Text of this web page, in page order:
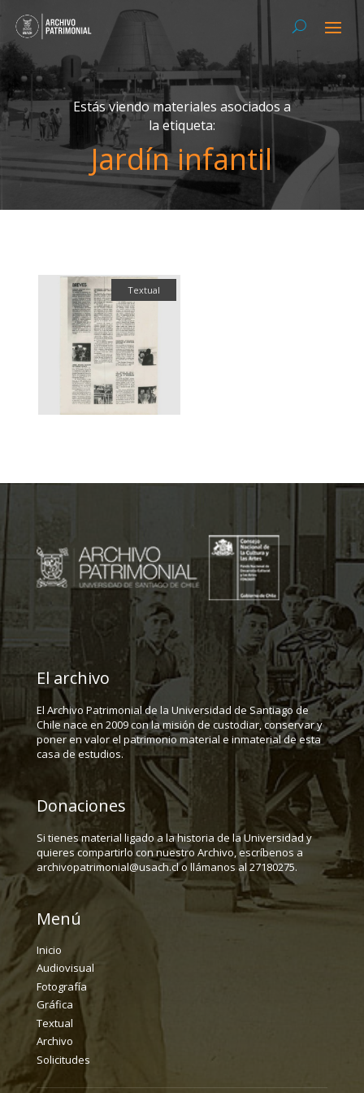
Estás viendo materiales asociados a
la etiqueta:
Jardín infantil
Textual
El archivo
El Archivo Patrimonial de la Universidad de Santiago de
Chile nace en 2009 con la misión de custodiar, conservar y
poner en valor el patrimonio material e inmaterial de esta
casa de estudios.
Donaciones
Si tienes material ligado a la historia de la Universidad y
quieres compartirlo con nuestro Archivo, escríbenos a
archivopatrimonial@usach.cl o llámanos al 27180275.
Menú
Inicio
Audiovisual
Fotografía
Gráfica
Textual
Archivo
Solicitudes